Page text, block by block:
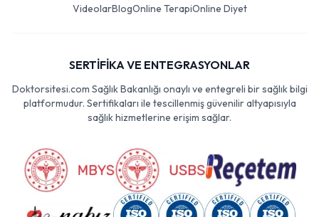
VideolarBlogOnline TerapiOnline Diyet
SERTİFİKA VE ENTEGRASYONLAR
Doktorsitesi.com Sağlık Bakanlığı onaylı ve entegreli bir sağlık bilgi
platformudur. Sertifikaları ile tescillenmiş güvenilir altyapısıyla
sağlık hizmetlerine erişim sağlar.